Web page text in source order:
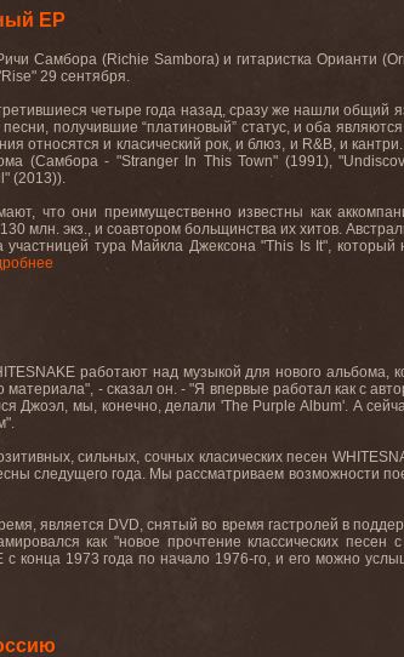
EP
Самбора (Richie Sambora) и гитаристка Орианти (
Rise" 29 сентября.
четыре года назад, сразу же нашли общий
получившие “платиновый” статус, и оба
относятся и класический рок, и блюз, и R&B, и
(Самбора - "Stranger In This Town" (1991), "
" (2013)).
что они преимущественно известны как
млн. экз., и соавтором больщинства их хитов.
тура Майкла Джексона "This Is It", который
работают над музыкой для нового альбома,
материала", - сказал он. - "Я впервые работал как с
Джоэл, мы, конечно, делали 'The Purple Album'. А
сильных, сочных класических песен
следущего года. Мы рассматриваем возможности
является DVD, снятый во время гастролей в
как "новое прочтение классических песен
с конца1973 года по начало 1976-го, и его можно